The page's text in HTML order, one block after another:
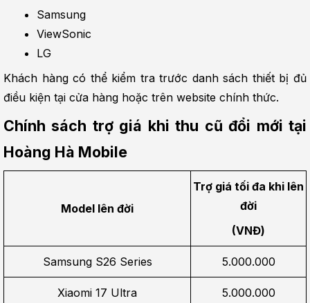
Samsung
ViewSonic
LG
Khách hàng có thể kiểm tra trước danh sách thiết bị đủ
điều kiện tại cửa hàng hoặc trên website chính thức.
Chính sách trợ giá khi thu cũ đổi mới tại
Hoàng Hà Mobile
Model lên đời
Trợ giá tối đa khi lên
đời
(VNĐ)
Samsung S26 Series 5.000.000
Xiaomi 17 Ultra 5.000.000